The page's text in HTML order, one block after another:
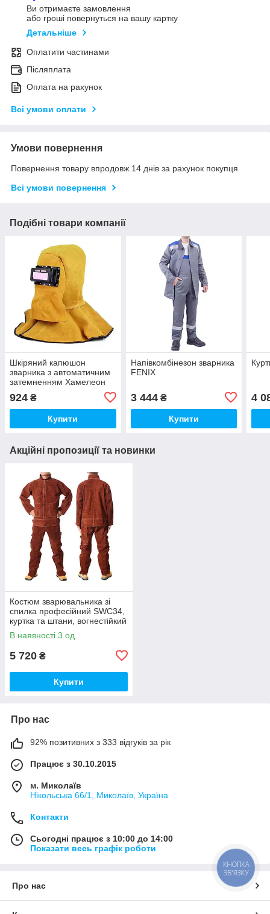
Ви отримаєте замовлення
або гроші повернуться на вашу картку
Детальніше
Оплатити частинами
Післяплата
Оплата на рахунок
Всі умови оплати
Умови повернення
Повернення товару впродовж 14 днів за рахунок покупця
Всі умови повернення
Подібні товари компанії
Шкіряний капюшон
зварника з автоматичним
затемненням Хамелеон
924 ₴
Купити
Напівкомбінезон зварника
FENIX
3 444₴
Купити
4
Акційні пропозиції та новинки
Костюм зварювальника зі
спилка професійний SWC34,
куртка та штани, вогнестійкий
термостійкий захисний,
розмір S
В наявності 3 од.
5 720 ₴
Купити
Про нас
92% позитивних з 333 відгуків за рік
Працює з 30.10.2015
м. Миколаїв
Нікольська 66/1, Миколаїв, Україна
Контакти
Сьогодні працює з 10:00 до 14:00
Показати весь графік роботи
Про нас
КНОПКА
ЗВ'ЯЗКУ